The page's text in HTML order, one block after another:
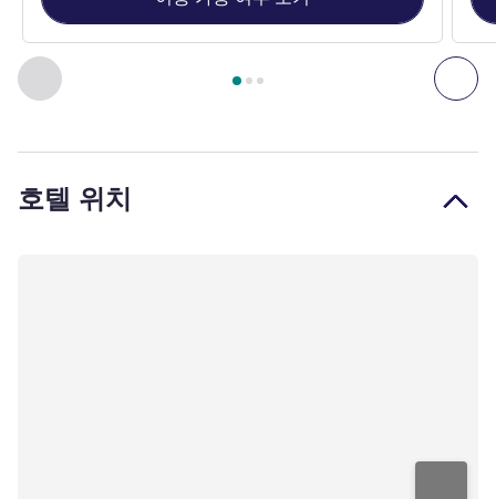
이전 - 객실 다
3/ 페이지 , 객실 1 : 슈페리어룸 - 킹사이즈 베드 1개 , 객실 2
호텔 위치